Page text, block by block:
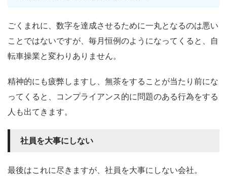
ごくまれに、数字を達成させるために一丸となるのは悪い
ことではないですが、毎月恒例のようになってくると、自
転車操業と変わりありません。
精神的にも疲弊しますし、無茶をすることが当たり前にな
ってくると、コンプライアンス的に問題のある行為をする
人も出てきます。
社員を大事にしない
最後はこれに尽きますが、社員を大事にしない会社。